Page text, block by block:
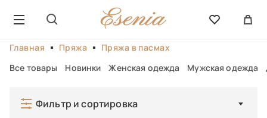
Главная Пряжа
Пряжа в пасмах
Все товары
Новинки Женская одежда Мужская одежда
Фильтр и сортировка